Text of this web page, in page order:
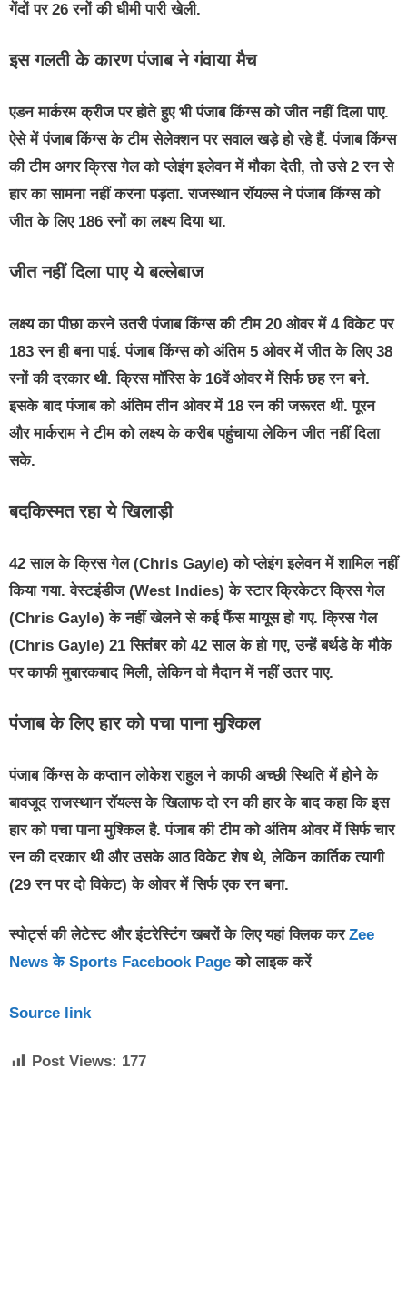
गेंदों पर 26 रनों की धीमी पारी खेली.
इस गलती के कारण पंजाब ने गंवाया मैच
एडन मार्करम क्रीज पर होते हुए भी पंजाब किंग्स को जीत नहीं दिला पाए.
ऐसे में पंजाब किंग्स के टीम सेलेक्शन पर सवाल खड़े हो रहे हैं. पंजाब किंग्स
की टीम अगर क्रिस गेल को प्लेइंग इलेवन में मौका देती, तो उसे 2 रन से
हार का सामना नहीं करना पड़ता. राजस्थान रॉयल्स ने पंजाब किंग्स को
जीत के लिए 186 रनों का लक्ष्य दिया था.
जीत नहीं दिला पाए ये बल्लेबाज
लक्ष्य का पीछा करने उतरी पंजाब किंग्स की टीम 20 ओवर में 4 विकेट पर
183 रन ही बना पाई. पंजाब किंग्स को अंतिम 5 ओवर में जीत के लिए 38
रनों की दरकार थी. क्रिस मॉरिस के 16वें ओवर में सिर्फ छह रन बने.
इसके बाद पंजाब को अंतिम तीन ओवर में 18 रन की जरूरत थी. पूरन
और मार्कराम ने टीम को लक्ष्य के करीब पहुंचाया लेकिन जीत नहीं दिला
सके.
बदकिस्मत रहा ये खिलाड़ी
42 साल के क्रिस गेल (Chris Gayle) को प्लेइंग इलेवन में शामिल नहीं
किया गया. वेस्टइंडीज (West Indies) के स्टार क्रिकेटर क्रिस गेल
(Chris Gayle) के नहीं खेलने से कई फैंस मायूस हो गए. क्रिस गेल
(Chris Gayle) 21 सितंबर को 42 साल के हो गए, उन्हें बर्थडे के मौके
पर काफी मुबारकबाद मिली, लेकिन वो मैदान में नहीं उतर पाए.
पंजाब के लिए हार को पचा पाना मुश्किल
पंजाब किंग्स के कप्तान लोकेश राहुल ने काफी अच्छी स्थिति में होने के
बावजूद राजस्थान रॉयल्स के खिलाफ दो रन की हार के बाद कहा कि इस
हार को पचा पाना मुश्किल है. पंजाब की टीम को अंतिम ओवर में सिर्फ चार
रन की दरकार थी और उसके आठ विकेट शेष थे, लेकिन कार्तिक त्यागी
(29 रन पर दो विकेट) के ओवर में सिर्फ एक रन बना.
स्पोर्ट्स की लेटेस्ट और इंटरेस्टिंग खबरों के लिए यहां क्लिक करZee
News के Sports Facebook Page को लाइक करें
Source link
Post Views: 177